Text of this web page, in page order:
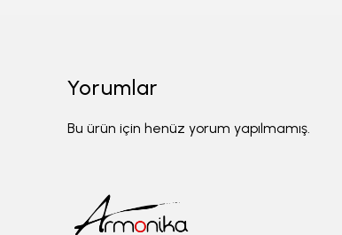
Yorumlar
Bu ürün için henüz yorum yapılmamış.